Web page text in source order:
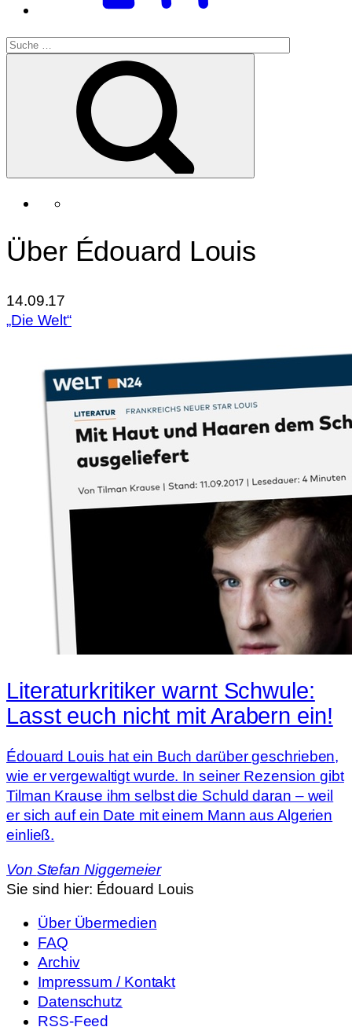
Über Édouard Louis
14.09.17
„Die Welt“
Literaturkritiker warnt Schwule:
Lasst euch nicht mit Arabern ein!
Édouard Louis hat ein Buch darüber geschrieben,
wie er vergewaltigt wurde. In seiner Rezension gibt
Tilman Krause ihm selbst die Schuld daran – weil
er sich auf ein Date mit einem Mann aus Algerien
einließ.
Von Stefan Niggemeier
Sie sind hier: Édouard Louis
Über Übermedien
FAQ
Archiv
Impressum / Kontakt
Datenschutz
RSS-Feed